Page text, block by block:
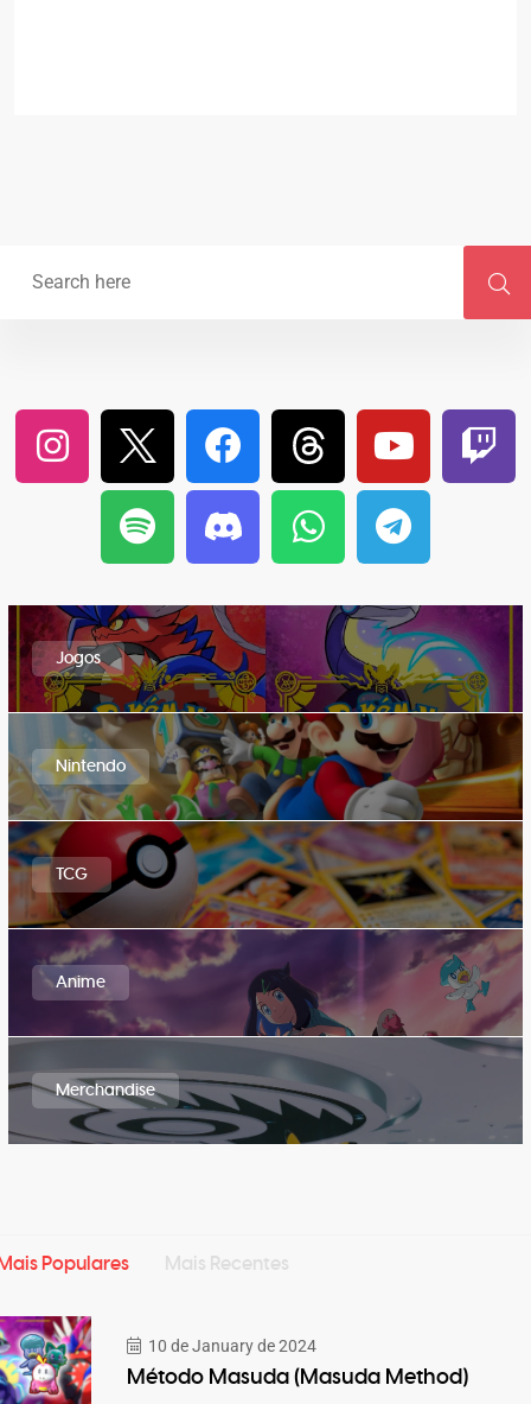
Jogos
Nintendo
TCG
Anime
Merchandise
Populares Mais Recentes
10 de January de 2024
Método Masuda (Masuda Method)